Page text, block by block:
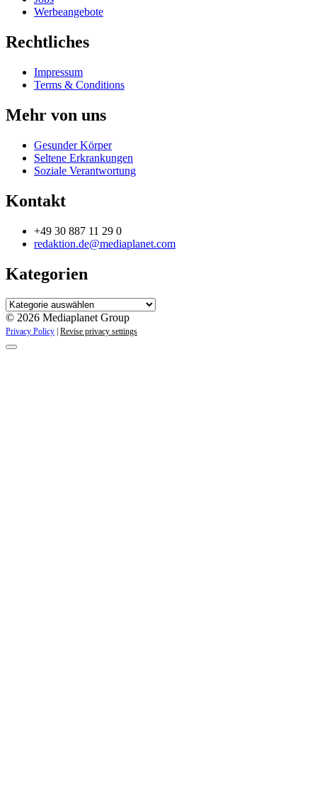
Werbeangebote
Rechtliches
Impressum
Terms & Conditions
Mehr von uns
Gesunder Körper
Seltene Erkrankungen
Soziale Verantwortung
Kontakt
+49 30 887 11 29 0
redaktion.de@mediaplanet.com
Kategorien
Kategorien
© 2026 Mediaplanet Group
Privacy Policy | Revise privacy settings